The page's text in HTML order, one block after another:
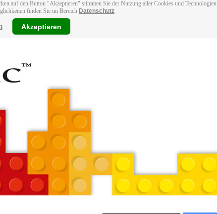
auf den Button "Akzeptieren" stimmen Sie der Nutzung aller Cookies und Technologien
finden Sie im Bereich Datenschutz
Akzeptieren